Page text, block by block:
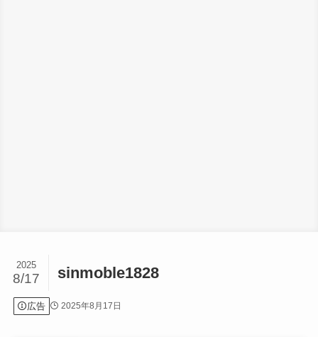
sinmoble1828
2025
8/17
広告 2025年8月17日